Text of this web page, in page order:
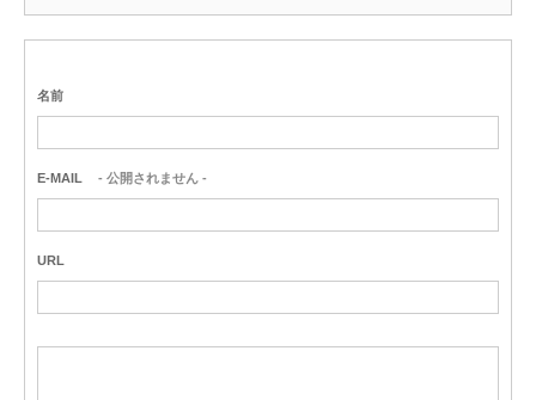
名前
E-MAIL - 公開されません -
URL